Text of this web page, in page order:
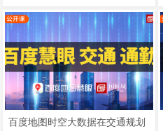
中的应用实践
百度地图时空大数据在交通规划